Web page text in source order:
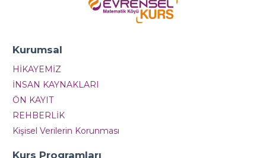
Kurumsal
HİKAYEMİZ
İNSAN KAYNAKLARI
ÖN KAYIT
REHBERLİK
Kişisel Verilerin Korunması
Kurs Programları